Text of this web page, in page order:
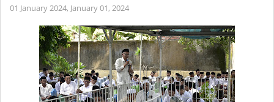
01 January 2024, January 01, 2024